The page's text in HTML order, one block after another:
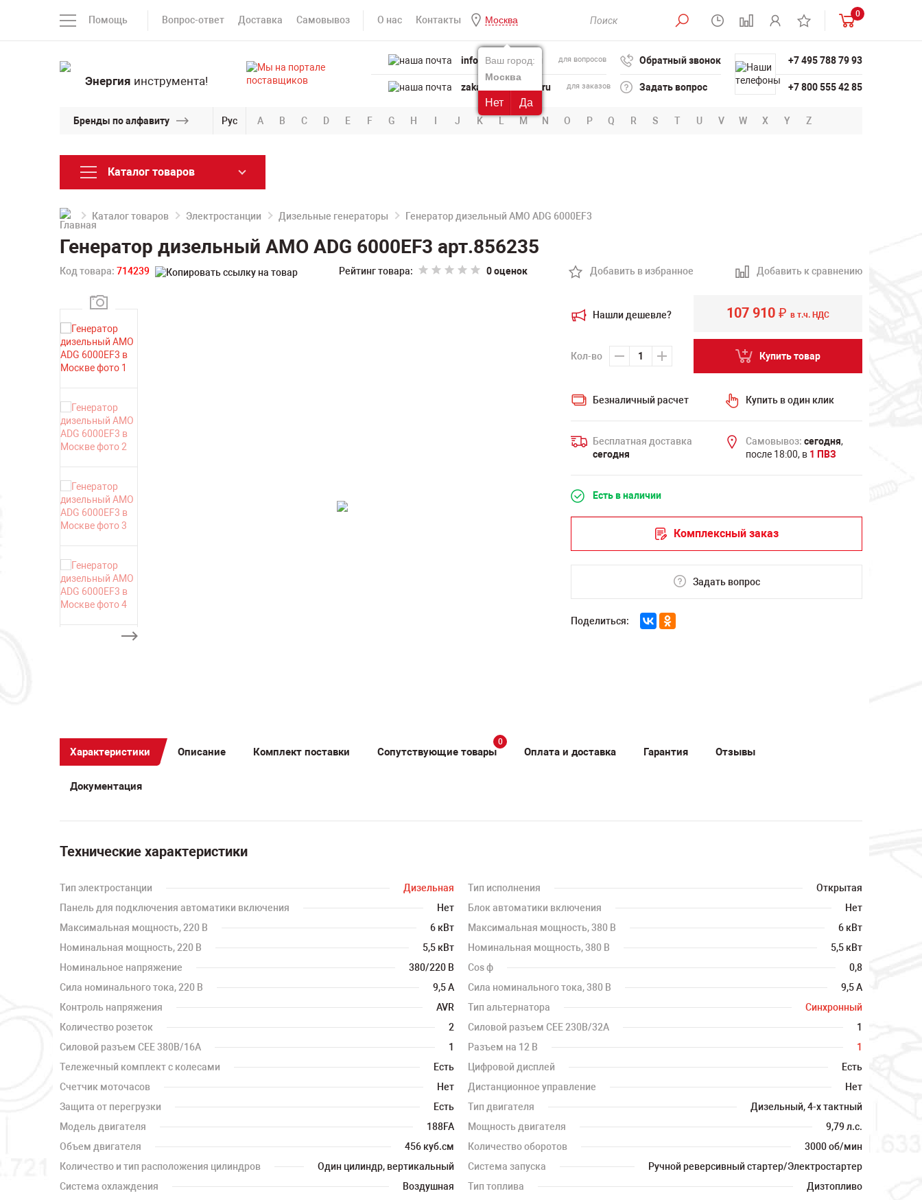
Помощь Вопрос-ответ Доставка Самовывоз О нас Контакты Москва
Ваш город:
Москва
Нет Да
0
Энергия инструмента!
info@powertool.ru для вопросов
zakaz@powertool.ru для заказов
Обратный звонок
Задать вопрос
+7 495 788 79 93
+7 800 555 42 85
Бренды по алфавиту Рус A B C D E F G H I J K L M N O P Q R S T U V W X Y Z
Каталог товаров
Каталог товаров Электростанции Дизельные генераторы Генератор дизельный AMO ADG 6000EF3
Генератор дизельный AMO ADG 6000EF3 арт.856235
Код товара: 714239 Рейтинг товара: 0 оценок Добавить в избранное Добавить к сравнению
Нашли дешевле?
Кол-во
107 910 ₽ в т.ч. НДС
Купить товар
Безналичный расчет Купить в один клик
Бесплатная доставка
сегодня
Самовывоз: сегодня,
после 18:00, в 1 ПВЗ
Есть в наличии
Комплексный заказ
Задать вопрос
Поделиться:
Характеристики Описание Комплект поставки Сопутствующие товары
0
Оплата и доставка Гарантия Отзывы
Документация
Технические характеристики
Тип электростанции Дизельная Тип исполнения
Открытая
Панель для подключения автоматики включения
Нет Блок автоматики включения
Нет
Максимальная мощность, 220 В
6 кВт Максимальная мощность, 380 В
6 кВт
Номинальная мощность, 220 В
5,5 кВт Номинальная мощность, 380 В
5,5 кВт
Номинальное напряжение
380/220 В Cos ф
0,8
Сила номинального тока, 220 В
9,5 А Сила номинального тока, 380 В
9,5 А
Контроль напряжения
AVR Тип альтернатора
Синхронный
Количество розеток
2 Силовой разъем CEE 230В/32А
1
Силовой разъем CEE 380В/16А
1 Разъем на 12 В
1
Тележечный комплект с колесами
Есть Цифровой дисплей
Есть
Счетчик моточасов
Нет Дистанционное управление
Нет
Защита от перегрузки
Есть Тип двигателя
Дизельный, 4-х тактный
Модель двигателя
188FA Мощность двигателя
9,79 л.с.
Объем двигателя
456 куб.см Количество оборотов
3000 об/мин
Количество и тип расположения цилиндров
Один цилиндр, вертикальный Система запуска
Ручной реверсивный стартер/Электростартер
Система охлаждения
Воздушная Тип топлива
Дизтопливо